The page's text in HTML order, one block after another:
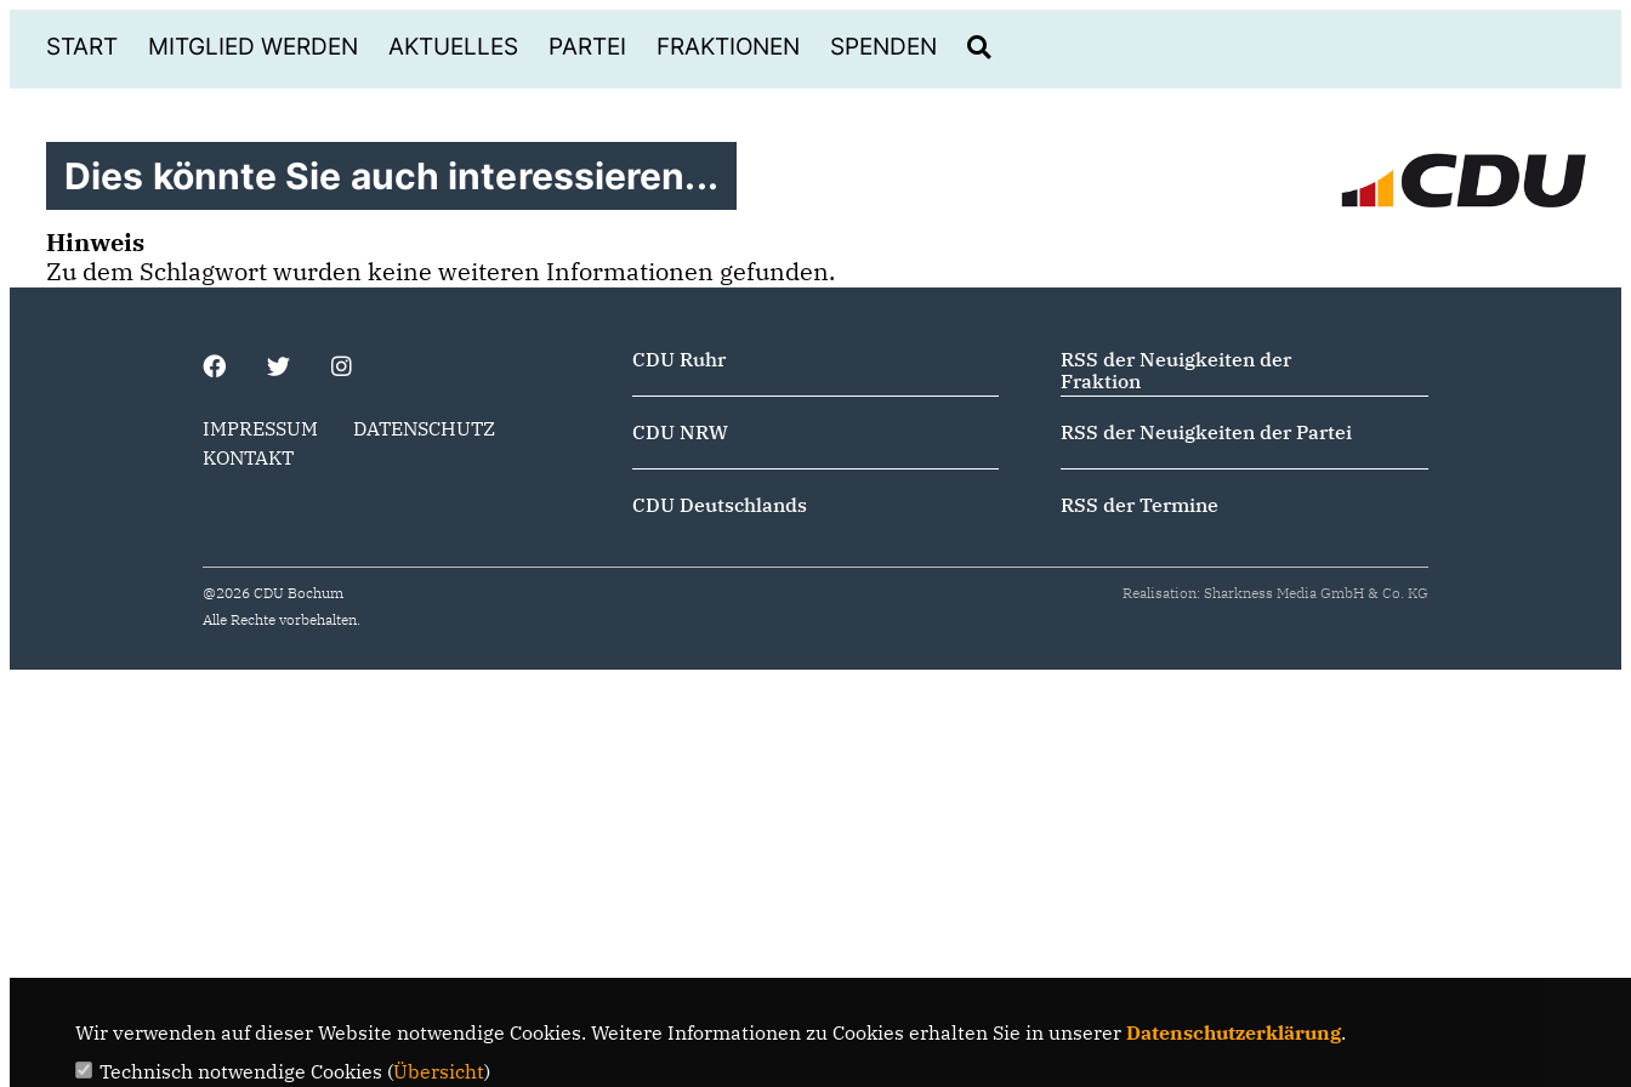
START MITGLIED WERDEN AKTUELLES PARTEI FRAKTIONEN SPENDEN
Dies könnte Sie auch interessieren...
Hinweis
Zu dem Schlagwort wurden keine weiteren Informationen gefunden.
IMPRESSUM
DATENSCHUTZ
KONTAKT
CDU Ruhr
CDU NRW
CDU Deutschlands
RSS der Neuigkeiten der
Fraktion
RSS der Neuigkeiten der Partei
RSS der Termine
@2026 CDU Bochum
Alle Rechte vorbehalten.
Realisation: Sharkness Media GmbH & Co. KG
Wir verwenden auf dieser Website notwendige Cookies. Weitere Informationen zu Cookies erhalten Sie in unserer Datenschutzerklärung.
Technisch notwendige Cookies (Übersicht)